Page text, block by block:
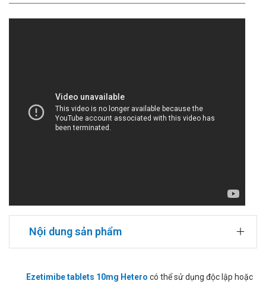
Nội dung sản phẩm
Ezetimibe tablets 10mg Hetero có thể sử dụng độc lập hoặc